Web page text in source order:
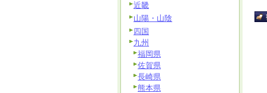
近畿
山陽・山陰
四国
九州
福岡県
佐賀県
長崎県
熊本県